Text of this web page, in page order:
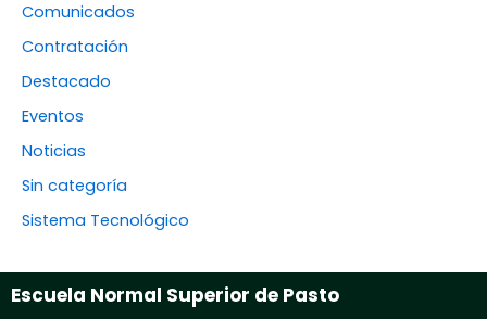
Comunicados
Contratación
Destacado
Eventos
Noticias
Sin categoría
Sistema Tecnológico
Escuela Normal Superior de Pasto